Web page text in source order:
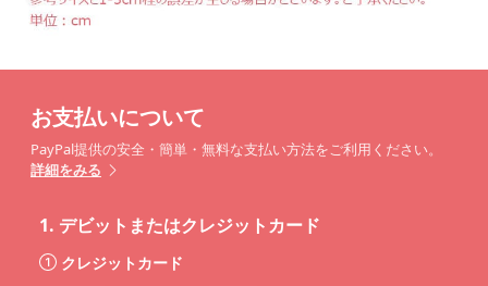
お支払いについて
PayPal提供の安全・簡単・無料な支払い方法をご利用ください。
詳細をみる
1. デビットまたはクレジットカード
クレジットカード